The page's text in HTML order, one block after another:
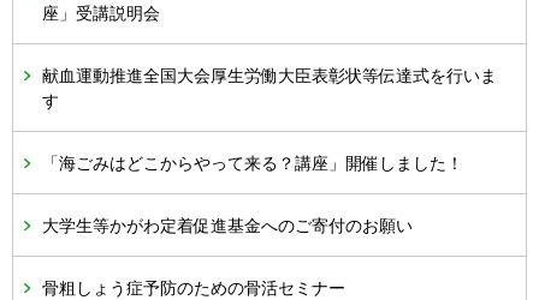
座」受講説明会
献血運動推進全国大会厚生労働大臣表彰状等伝達式を行いま
す
「海ごみはどこからやって来る？講座」開催しました！
大学生等かがわ定着促進基金へのご寄付のお願い
骨粗しょう症予防のための骨活セミナー